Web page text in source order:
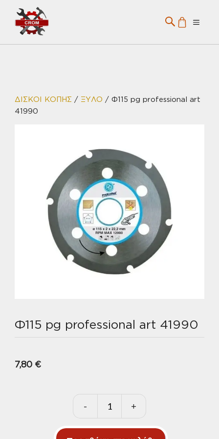
Μετάβαση
περιεχόμενο
Menu
ΔΙΣΚΟΙ ΚΟΠΗΣ / ΞΥΛΟ / Φ115 pg professional art
41990
Φ115 pg professional art 41990
7,80 €
-
Φ115
pg
+